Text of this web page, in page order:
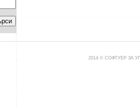
2014 © СОФТУЕР ЗА